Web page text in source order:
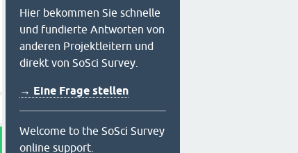
Hier bekommen Sie schnelle
und fundierte Antworten von
anderen Projektleitern und
direkt von SoSci Survey.
→ Eine Frage stellen
Welcome to the SoSci Survey
online support.